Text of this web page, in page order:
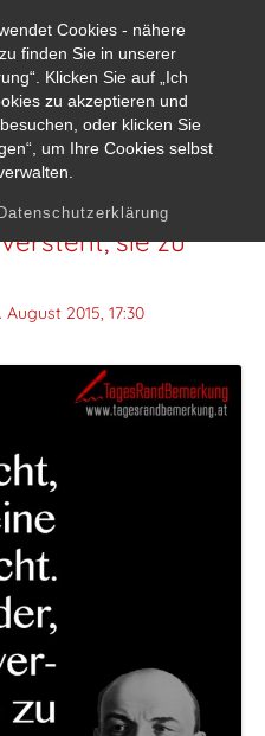
Cookies - nähere
finden Sie in unserer
Klicken Sie auf „Ich
zu akzeptieren und
oder klicken Sie
um Ihre Cookies selbst
Datenschutzerklärung
Fehler macht.
sie zu
August 2015, 17:30